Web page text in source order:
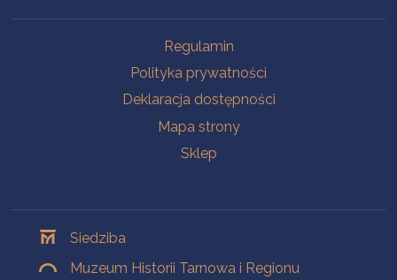
Regulamin
Polityka prywatności
Deklaracja dostępności
Mapa strony
Sklep
Siedziba
Muzeum Historii Tarnowa i Regionu